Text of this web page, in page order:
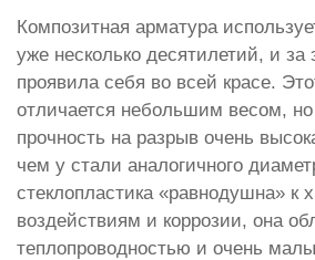
Композитная арматура
уже несколько десятилетий, и за
проявила себя во всей красе.
отличается небольшим весом,
прочность на разрыв очень
чем у стали аналогичного
стеклопластика «равнодушна» к
воздействиям и коррозии, она
теплопроводностью и очень